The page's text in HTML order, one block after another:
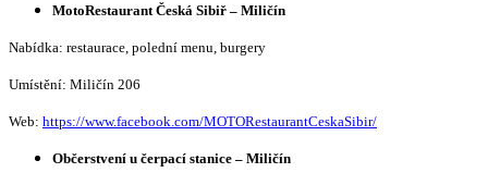
MotoRestaurant Česká Sibiř – Miličín
Nabídka: restaurace, polední menu, burgery
Umístění: Miličín 206
Web: https://www.facebook.com/MOTORestaurantCeskaSibir/
Občerstvení u čerpací stanice – Miličín